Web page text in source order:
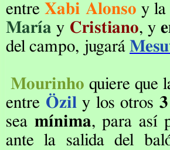
entreXabi Alonso y
María y Cristiano, y
del campo, jugará
Mourinho quiere que
entre Özily los otros
sea mínima, para así
ante la salida del